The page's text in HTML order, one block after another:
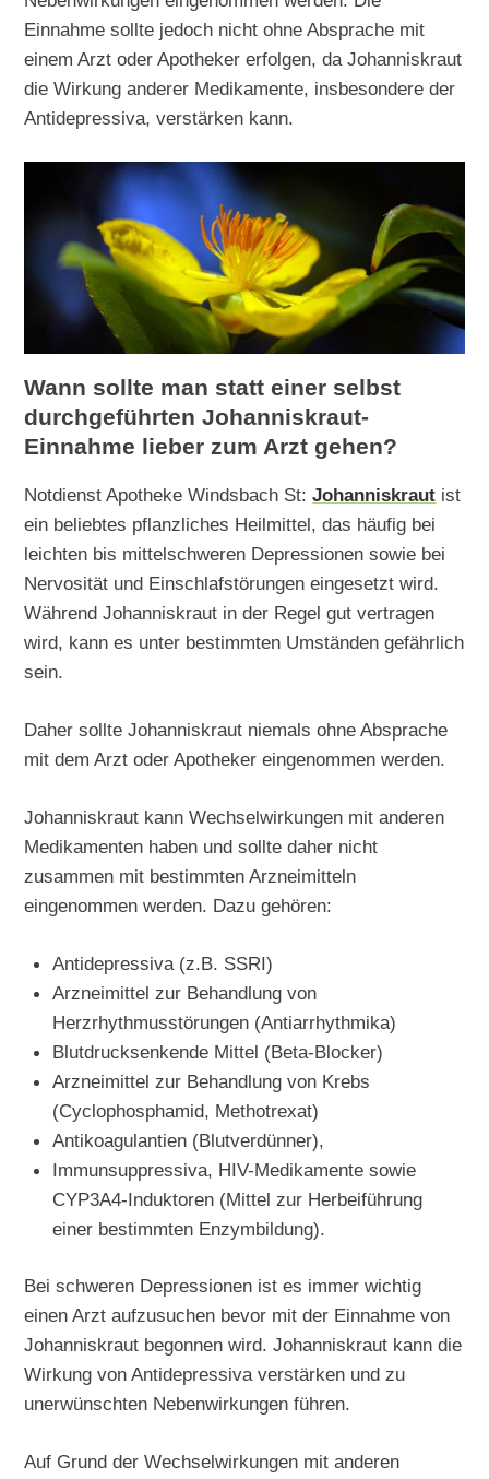
Einnahme sollte jedoch nicht ohne Absprache mit
einem Arzt oder Apotheker erfolgen, da Johanniskraut
die Wirkung anderer Medikamente, insbesondere der
Antidepressiva, verstärken kann.
Wann sollte man statt einer selbst
durchgeführten Johanniskraut-
Einnahme lieber zum Arzt gehen?
Notdienst Apotheke Windsbach St:Johanniskraut ist
ein beliebtes pflanzliches Heilmittel, das häufig bei
leichten bis mittelschweren Depressionen sowie bei
Nervosität und Einschlafstörungen eingesetzt wird.
Während Johanniskraut in der Regel gut vertragen
wird, kann es unter bestimmten Umständen gefährlich
sein.
Daher sollte Johanniskraut niemals ohne Absprache
mit dem Arzt oder Apotheker eingenommen werden.
Johanniskraut kann Wechselwirkungen mit anderen
Medikamenten haben und sollte daher nicht
zusammen mit bestimmten Arzneimitteln
eingenommen werden. Dazu gehören:
Antidepressiva (z.B. SSRI)
Arzneimittel zur Behandlung von
Herzrhythmusstörungen (Antiarrhythmika)
Blutdrucksenkende Mittel (Beta-Blocker)
Arzneimittel zur Behandlung von Krebs
(Cyclophosphamid, Methotrexat)
Antikoagulantien (Blutverdünner),
Immunsuppressiva, HIV-Medikamente sowie
CYP3A4-Induktoren (Mittel zur Herbeiführung
einer bestimmten Enzymbildung).
Bei schweren Depressionen ist es immer wichtig
einen Arzt aufzusuchen bevor mit der Einnahme von
Johanniskraut begonnen wird. Johanniskraut kann die
Wirkung von Antidepressiva verstärken und zu
unerwünschten Nebenwirkungen führen.
Auf Grund der Wechselwirkungen mit anderen